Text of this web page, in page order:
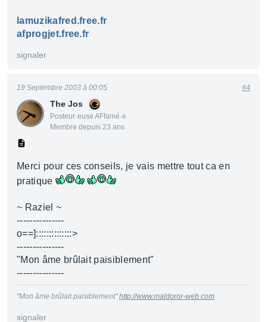
lamuzikafred.free.fr
afprogjet.free.fr
signaler
The Jos
Posteur·euse AFfamé·e
Membre depuis 23 ans
19 Septembre 2003 à 00:05 #4
Merci pour ces conseils, je vais mettre tout ca en
pratique
~ Raziel ~
---------------
o==]::::::::::::::>
---------------
"Mon âme brûlait paisiblement"
---------------
"Mon âme brûlait paisiblement"http://www.maldoror-web.com
signaler